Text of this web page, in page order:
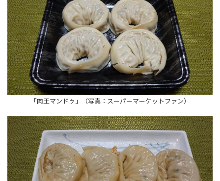
「肉王マンドゥ」（写真：スーパーマーケットファン）